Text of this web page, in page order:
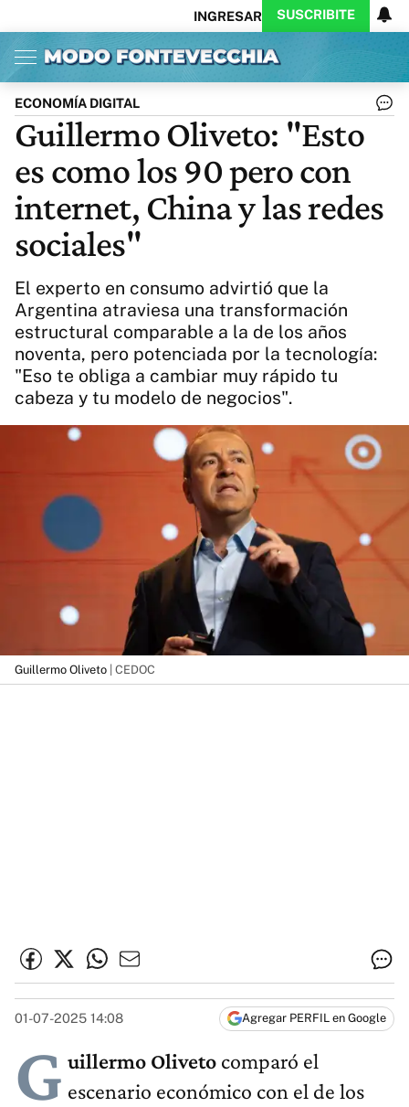
INGRESAR SUSCRIBITE
Inicio Ahora
Opinión
Política
Ciencia
Cultura
Arte
Educación
Clima
CARAS
Exitoina
Turismo
Videos
Córdoba
Reperfilar
Business
Diario del Juicio
Actualidad
ECONOMÍA DIGITAL
Guillermo Oliveto: "Esto
es como los 90 pero con
internet, China y las redes
sociales"
El experto en consumo advirtió que la
Argentina atraviesa una transformación
estructural comparable a la de los años
noventa, pero potenciada por la tecnología:
"Eso te obliga a cambiar muy rápido tu
cabeza y tu modelo de negocios".
Guillermo Oliveto | CEDOC
01-07-2025 14:08 Agregar PERFIL en Google
G uillermo Oliveto comparó el
escenario económico con el de los